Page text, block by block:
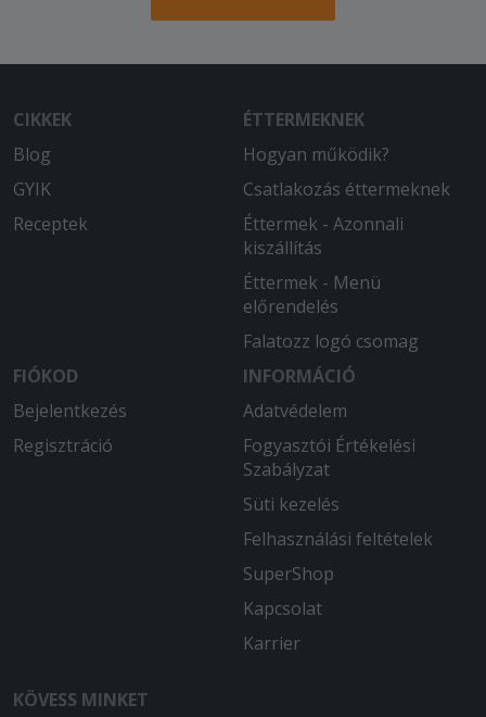
2025-11-23 - Beatrix:
Jó árérték arányú pizza.
A 8ezer ftos árhoz képest egy papir
vékony tésztát küldtek ki és szinte alig
volt rajta feltét a lehető legrosszabb
Több mint 2 órát vártunk a pizzára,
azután kaptunk 3 állott, hideg pizzát...
2025-07-10 - Takácsné:
A szállítás majdnem másfél óra volt és a
pizza is kihűlt volt.
Friss volt a pizza,finom.
Nem volt megsütve a pizza. Nyers volt
Többször rendeltünk már innen.
CIKKEK
Blog
GYIK
Receptek
ÉTTERMEKNEK
Hogyan működik?
Csatlakozás éttermeknek
Éttermek - Azonnali
kiszállítás
Éttermek - Menü
előrendelés
Falatozz logó csomag
FIÓKOD
Bejelentkezés
Regisztráció
INFORMÁCIÓ
Adatvédelem
Fogyasztói Értékelési
Szabályzat
Süti kezelés
Felhasználási feltételek
SuperShop
Kapcsolat
Karrier
KÖVESS MINKET